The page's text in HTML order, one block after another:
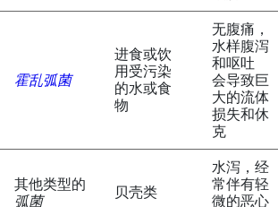
霍乱弧菌
进食或饮
用受污染
的水或食
物
无腹痛，
水样腹泻
和呕吐
会导致巨
大的流体
损失和休
克
其他类型的
弧菌
贝壳类
水泻，经
常伴有轻
微的恶心